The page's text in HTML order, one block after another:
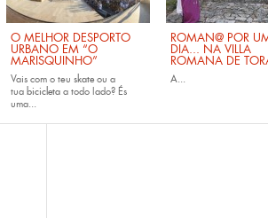
O MELHOR DESPORTO
URBANO EM “O
MARISQUINHO”
Vais com o teu skateou a
tua bicicleta a todo lado? És
uma...
ROMAN@ POR
DIA... NA VILLA
ROMANA DE
A...